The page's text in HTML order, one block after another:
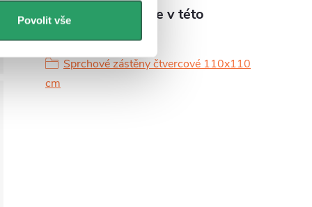
Povolit všeProdukt naleznete v této
Sprchové zástěny čtvercové 110x110
cm